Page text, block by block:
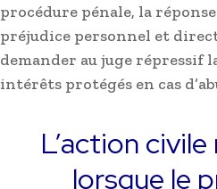
procédure pénale, la
préjudice personnel et
demander au juge répressif
intérêts protégés en cas
L’action
lorsque le